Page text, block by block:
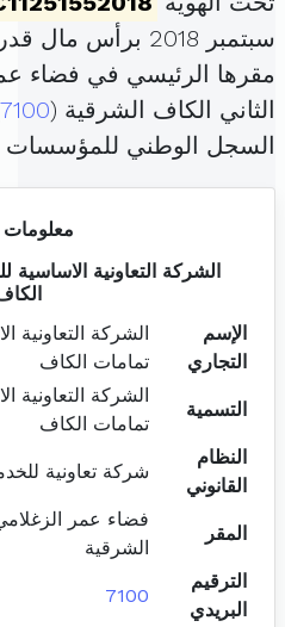
سبتمبر 2018 برأس مال قدره
مقرها الرئيسي في فضاء
الثاني الكاف الشرقية (7100
السجل الوطني للمؤسسات
الشركة التعاونية الاساسية
الإسم
التجاري
الشركة التعاونية
تمامات الكاف
التسمية
الشركة التعاونية
تمامات الكاف
النظام
القانوني
شركة تعاونية
المقر
فضاء عمر
الشرقية
الترقيم
البريدي
7100